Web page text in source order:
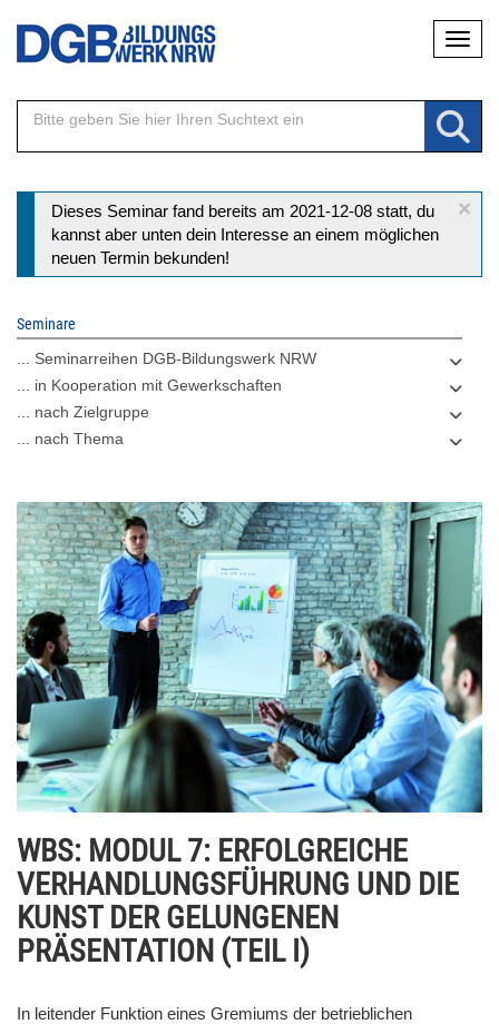
Direkt
Inhalt
×
Statusmeldung
Dieses Seminar fand bereits am 2021-12-08 statt, du
kannst aber unten dein Interesse an einem möglichen
neuen Termin bekunden!
Seminare
... Seminarreihen DGB-Bildungswerk NRW
... in Kooperation mit Gewerkschaften
... nach Zielgruppe
... nach Thema
WBS: MODUL 7: ERFOLGREICHE
VERHANDLUNGSFÜHRUNG UND DIE
KUNST DER GELUNGENEN
PRÄSENTATION (TEIL I)
In leitender Funktion eines Gremiums der betrieblichen